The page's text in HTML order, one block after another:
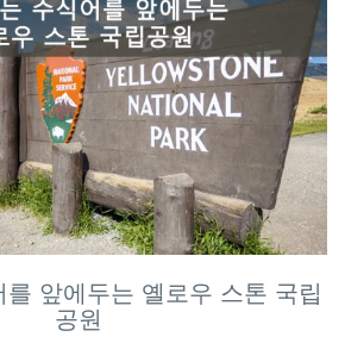
앞에두는 옐로우 스톤 국립
공원